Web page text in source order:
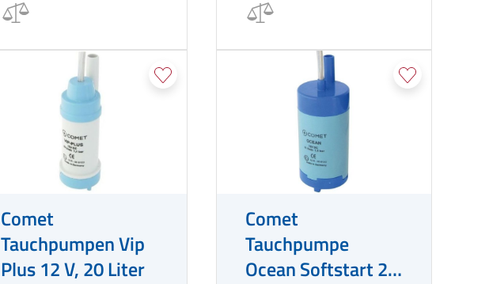
robustem Kunststoff gefertigt
und einfach zu installieren und zu
Comet
Tauchpumpen Vip
Plus 12 V, 20 Liter
Comet
Tauchpumpe
Ocean Softstart 21